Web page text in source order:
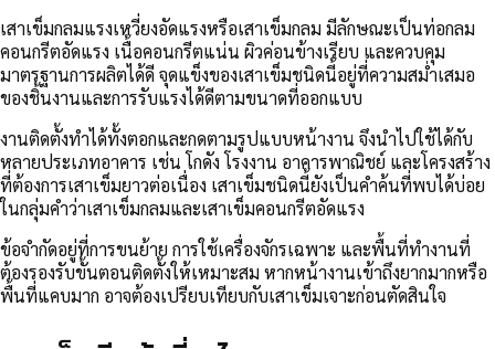
เสาเข็มกลมแรงเหวี่ยงอัดแรงหรือเสาเข็มกลม มีลักษณะเป็นท่อกลม
คอนกรีตอัดแรง เนื้อคอนกรีตแน่น ผิวค่อนข้างเรียบ และควบคุม
มาตรฐานการผลิตได้ดี จุดแข็งของเสาเข็มชนิดนี้อยู่ที่ความสม่ำเสมอ
ของชิ้นงานและการรับแรงได้ดีตามขนาดที่ออกแบบ
งานติดตั้งทำได้ทั้งตอกและกดตามรูปแบบหน้างาน จึงนำไปใช้ได้กับ
หลายประเภทอาคาร เช่น โกดัง โรงงาน อาคารพาณิชย์ และโครงสร้าง
ที่ต้องการเสาเข็มยาวต่อเนื่อง เสาเข็มชนิดนี้ยังเป็นคำค้นที่พบได้บ่อย
ในกลุ่มคำว่าเสาเข็มกลมและเสาเข็มคอนกรีตอัดแรง
ข้อจำกัดอยู่ที่การขนย้าย การใช้เครื่องจักรเฉพาะ และพื้นที่ทำงานที่
ต้องรองรับขั้นตอนติดตั้งให้เหมาะสม หากหน้างานเข้าถึงยากมากหรือ
พื้นที่แคบมาก อาจต้องเปรียบเทียบกับเสาเข็มเจาะก่อนตัดสินใจ